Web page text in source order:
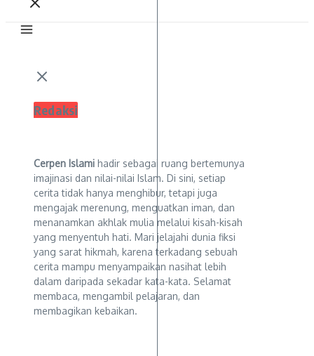
Redaksi
Cerpen Islami hadir sebagai ruang bertemunya
imajinasi dan nilai-nilai Islam. Di sini, setiap
cerita tidak hanya menghibur, tetapi juga
mengajak merenung, menguatkan iman, dan
menanamkan akhlak mulia melalui kisah-kisah
yang menyentuh hati. Mari jelajahi dunia fiksi
yang sarat hikmah, karena terkadang sebuah
cerita mampu menyampaikan nasihat lebih
dalam daripada sekadar kata-kata. Selamat
membaca, mengambil pelajaran, dan
membagikan kebaikan.